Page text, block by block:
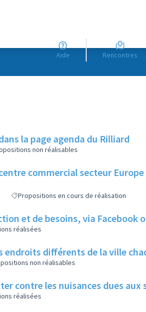
Aide Rencontres
la page agenda du Rilliard
non réalisables
commercial secteur
Propositions en cours de réalisation
et de besoins, via Facebook
réalisées
endroits différents de la ville
non réalisables
contre les nuisances dues aux
réalisées